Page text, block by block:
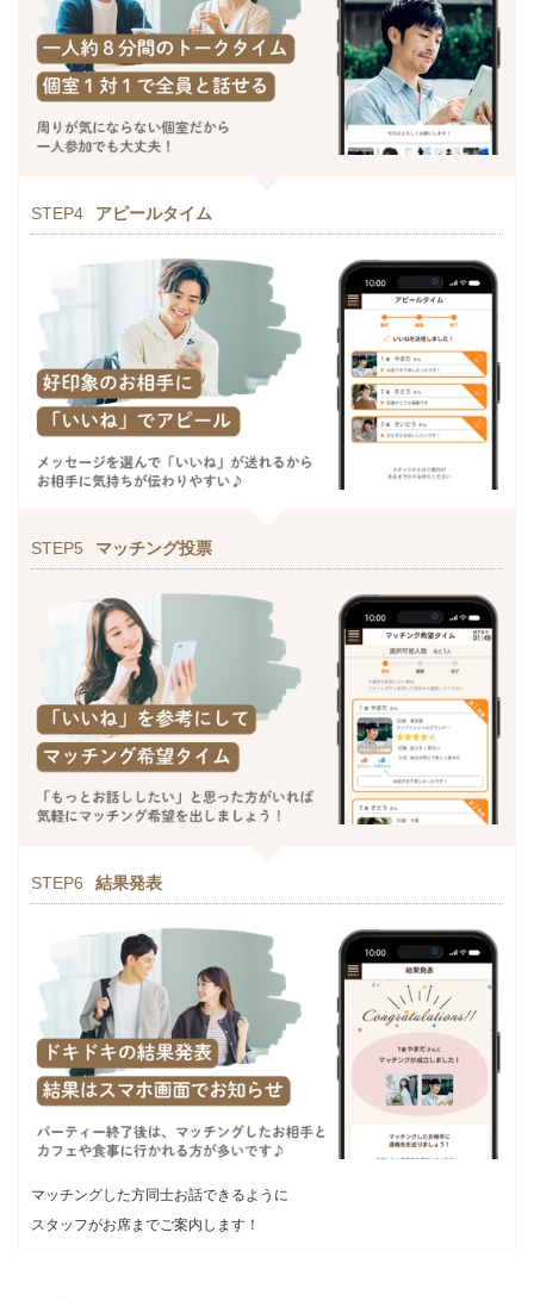
STEP4 アピールタイム
STEP5 マッチング投票
STEP6 結果発表
マッチングした方同士お話できるように
スタッフがお席までご案内します！